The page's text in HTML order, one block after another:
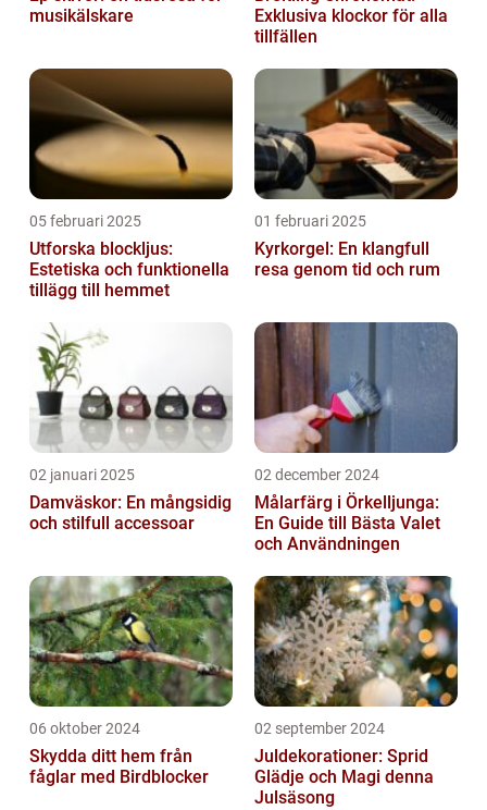
musikälskare
Exklusiva klockor för alla
tillfällen
05 februari 2025
Utforska blockljus:
Estetiska och funktionella
tillägg till hemmet
01 februari 2025
Kyrkorgel: En klangfull
resa genom tid och rum
02 januari 2025
Damväskor: En mångsidig
och stilfull accessoar
02 december 2024
Målarfärg i Örkelljunga:
En Guide till Bästa Valet
och Användningen
06 oktober 2024
Skydda ditt hem från
fåglar med Birdblocker
02 september 2024
Juldekorationer: Sprid
Glädje och Magi denna
Julsäsong